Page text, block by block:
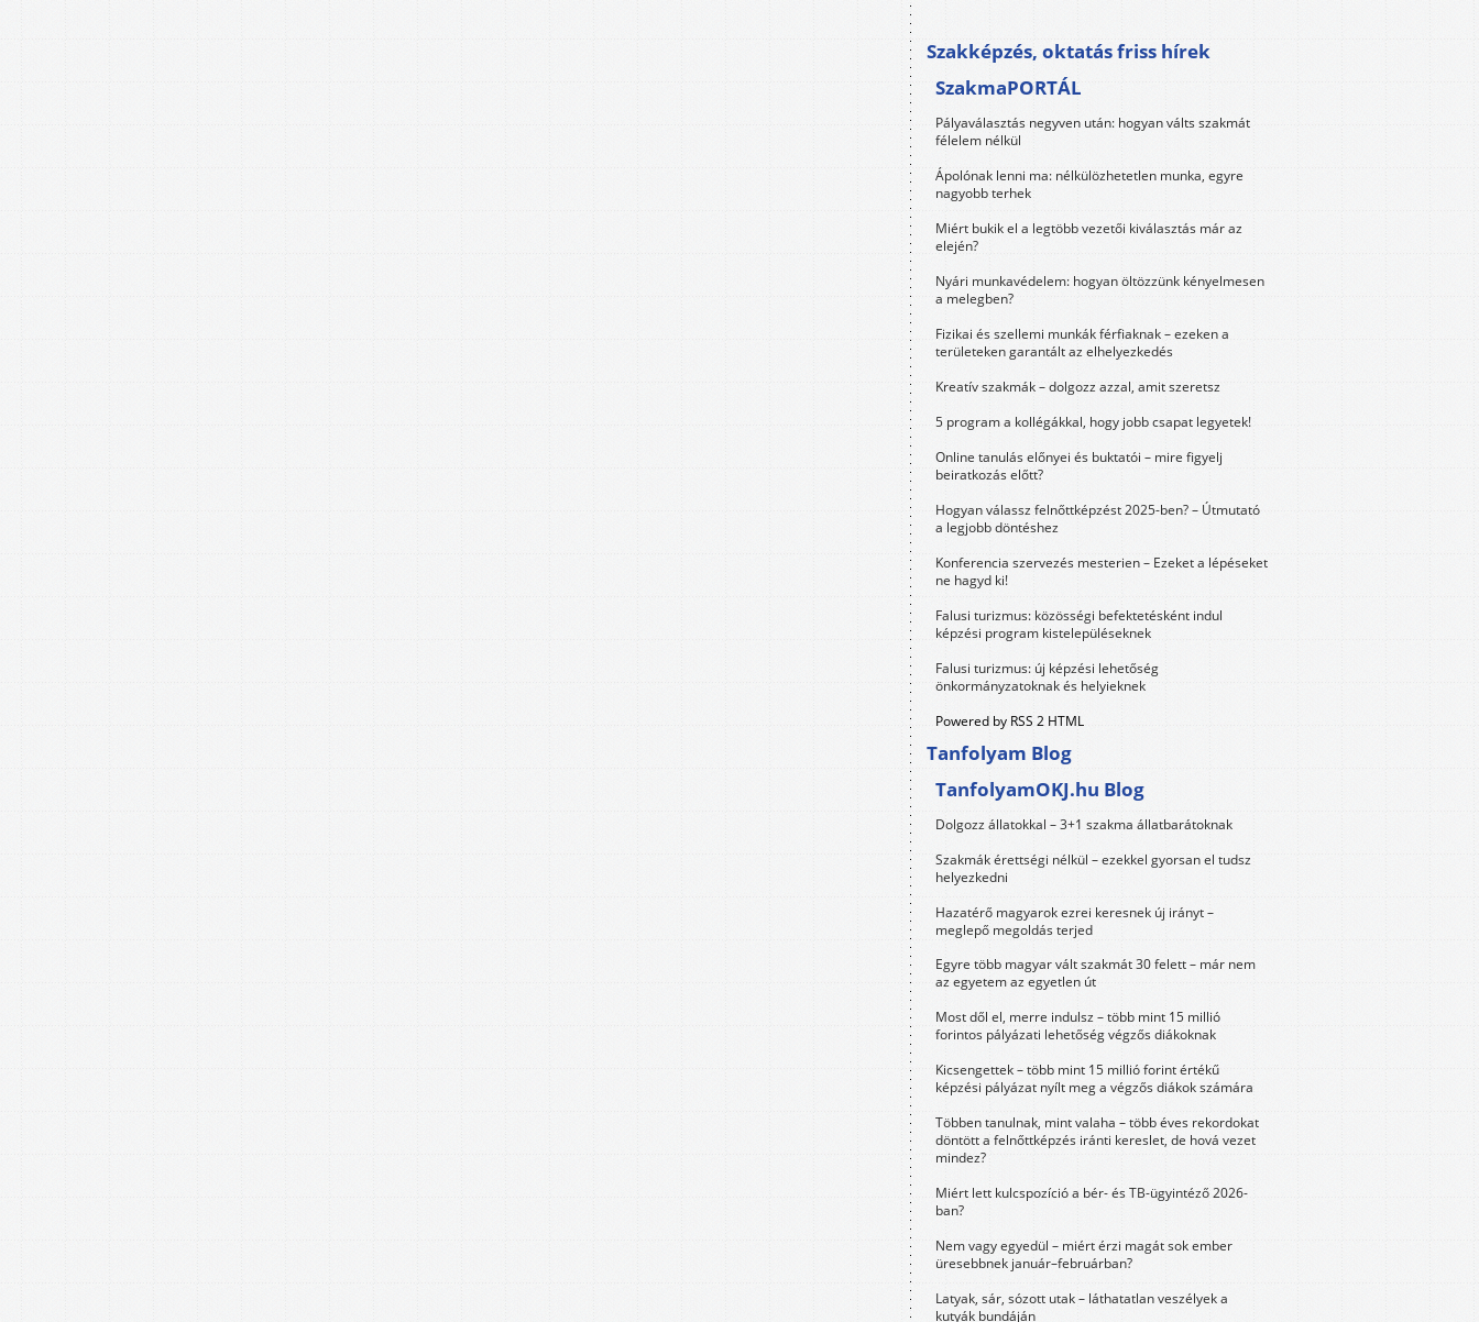
Szakképzés, oktatás friss hírek
SzakmaPORTÁL
Pályaválasztás negyven után: hogyan válts szakmát
félelem nélkül
Ápolónak lenni ma: nélkülözhetetlen munka, egyre
nagyobb terhek
Miért bukik el a legtöbb vezetői kiválasztás már az
elején?
Nyári munkavédelem: hogyan öltözzünk kényelmesen
a melegben?
Fizikai és szellemi munkák férfiaknak – ezeken a
területeken garantált az elhelyezkedés
Kreatív szakmák – dolgozz azzal, amit szeretsz
5 program a kollégákkal, hogy jobb csapat legyetek!
Online tanulás előnyei és buktatói – mire figyelj
beiratkozás előtt?
Hogyan válassz felnőttképzést 2025-ben? – Útmutató
a legjobb döntéshez
Konferencia szervezés mesterien – Ezeket a lépéseket
ne hagyd ki!
Falusi turizmus: közösségi befektetésként indul
képzési program kistelepüléseknek
Falusi turizmus: új képzési lehetőség
önkormányzatoknak és helyieknek
Powered by RSS 2 HTML
Tanfolyam Blog
TanfolyamOKJ.hu Blog
Dolgozz állatokkal – 3+1 szakma állatbarátoknak
Szakmák érettségi nélkül – ezekkel gyorsan el tudsz
helyezkedni
Hazatérő magyarok ezrei keresnek új irányt –
meglepő megoldás terjed
Egyre több magyar vált szakmát 30 felett – már nem
az egyetem az egyetlen út
Most dől el, merre indulsz – több mint 15 millió
forintos pályázati lehetőség végzős diákoknak
Kicsengettek – több mint 15 millió forint értékű
képzési pályázat nyílt meg a végzős diákok számára
Többen tanulnak, mint valaha – több éves rekordokat
döntött a felnőttképzés iránti kereslet, de hová vezet
mindez?
Miért lett kulcspozíció a bér- és TB-ügyintéző 2026-
ban?
Nem vagy egyedül – miért érzi magát sok ember
üresebbnek január–februárban?
Latyak, sár, sózott utak – láthatatlan veszélyek a
kutyák bundáján